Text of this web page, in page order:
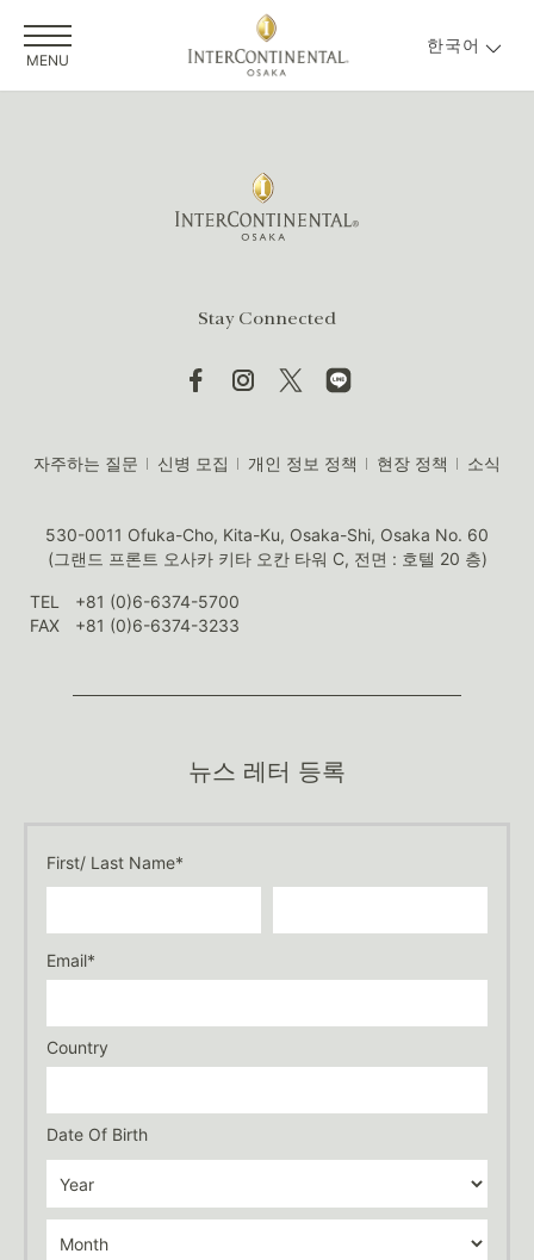
MENU
한국어
Stay Connected
자주하는 질문 신병 모집 개인 정보 정책 현장 정책 소식
530-0011 Ofuka-Cho, Kita-Ku, Osaka-Shi, Osaka No. 60
(그랜드 프론트 오사카 키타 오칸 타워 C, 전면 : 호텔 20 층)
TEL
+81 (0)6-6374-5700
FAX
+81 (0)6-6374-3233
뉴스 레터 등록
First/ Last Name*
Email*
Country
Date Of Birth